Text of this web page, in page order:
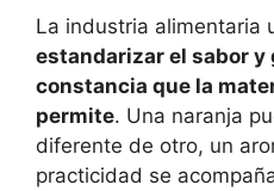
La industria alimentaria
estandarizar el sabor y
constancia que la
permite. Una naranja
diferente de otro, un
practicidad se